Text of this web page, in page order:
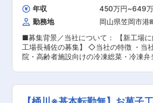
発信により快適なライフスタイルを提案
アメニティ企業として、地域特性に即し
開を行っています。 変更の範囲：会社の定める業
務
ついて： 当社は1896年に創業した飲料メ
です。 水資源に恵まれた富山に拠点を置
ンメリーやサイダーなどの飲料を通じて
のうるおい」を届けてきました。「キャ
シャンメリー」の販売実績はおかげさま
ップクラスです。また、自社商品だけで
飲料メーカーの製品も受託生産していま
扱った商品を店頭などで見かけた時には
料） 工場長（食
年収 450万円~649
勤務地
岡山県笠岡市港
■募集背景／当社について： 【新工場に
工場長補佐の募集】 ◇当社の特徴 ・当
院・高齢者施設向けの冷凍総菜・冷凍弁
行っています
医療・介護施設の厨房現場では深刻な人